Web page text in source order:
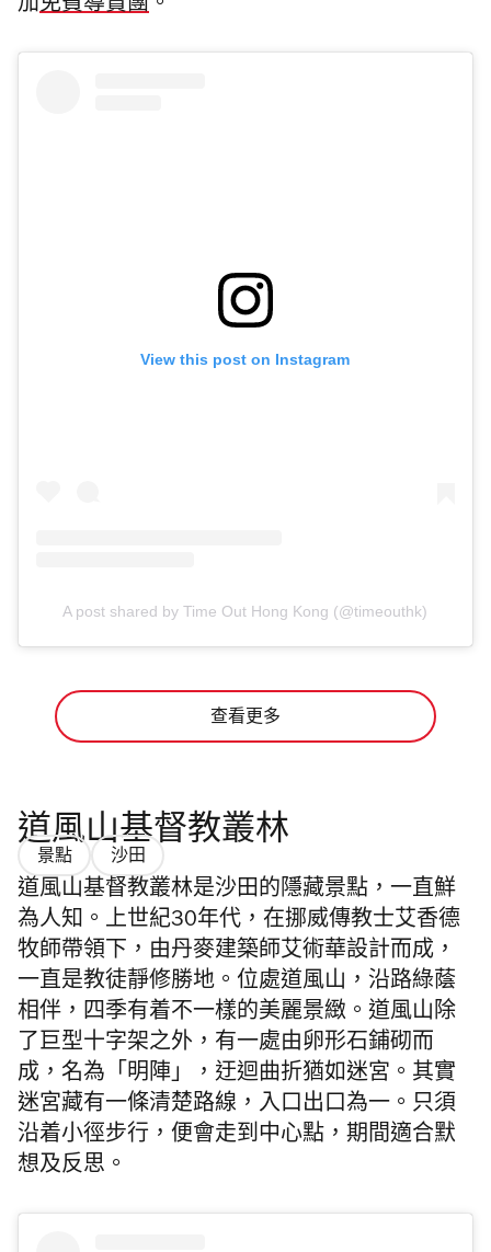
加免費導賞團 。
View this post on Instagram
A post shared by Time Out Hong Kong (@timeouthk)
查看更多
道風山基督教叢林
景點 沙田
道風山基督教叢林是沙田的隱藏景點，一直鮮
為人知。 上世紀30年代，在挪威傳教士艾香德
牧師帶領下，由丹麥建築師艾術華設計而成，
一直是教徒靜修勝地。位處道風山，沿路綠蔭
相伴，四季有着不一樣的美麗景緻。道風山除
了巨型十字架之外，有一處由卵形石鋪砌而
成，名為「明陣」，迂迴曲折猶如迷宮。其實
迷宮藏有一條清楚路線，入口出口為一。只須
沿着小徑步行，便會走到中心點，期間適合默
想及反思。